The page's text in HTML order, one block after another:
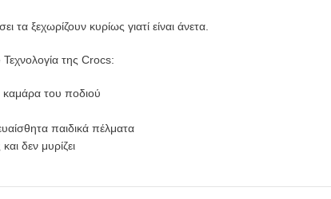
ξεχωρίζουν κυρίως γιατί είναι άνετα.
της Crocs:
καμάρα του ποδιού
παιδικά πέλματα
δεν μυρίζει